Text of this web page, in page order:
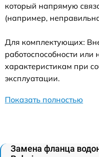
который напрямую
(например,
Для комплектующих:
работоспособности или
характеристикам при
эксплуатации.
Показать полностью
Замена фланца